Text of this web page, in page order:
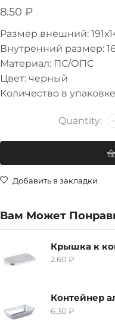
8.50 ₽
Размер внешний:
Внутренний размер:
Материал: ПС/ОПС
Цвет: черный
Количество в
Добавить в закладки
Вам Может
2.60 ₽
Контейнер
6.30 ₽